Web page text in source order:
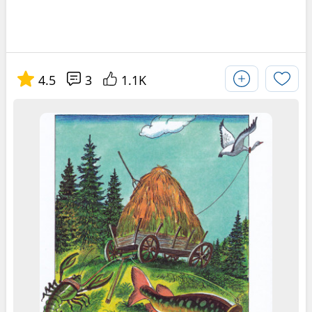
4.5 3 1.1K